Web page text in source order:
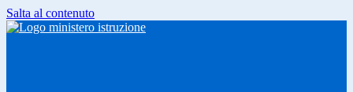
Salta al contenuto